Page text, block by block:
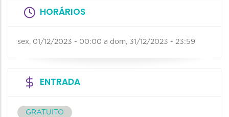
HORÁRIOS
sex, 01/12/2023 - 00:00 a dom, 31/12/2023 - 23:59
ENTRADA
GRATUITO